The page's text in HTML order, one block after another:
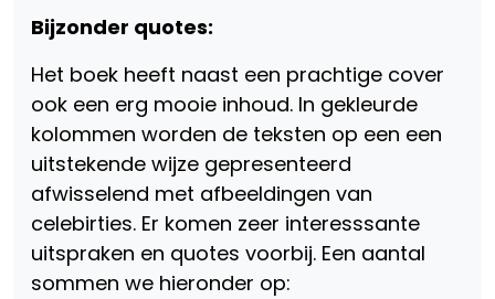
Bijzonder quotes:
Het boek heeft naast een prachtige cover
ook een erg mooie inhoud. In gekleurde
kolommen worden de teksten op een een
uitstekende wijze gepresenteerd
afwisselend met afbeeldingen van
celebirties. Er komen zeer interesssante
uitspraken en quotes voorbij. Een aantal
sommen we hieronder op: